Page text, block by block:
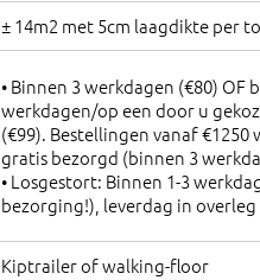
± 14m2 met 5cm laagdikte per
• Binnen 3 werkdagen (€80) OF
werkdagen/op een door u
(€99). Bestellingen vanaf €1250
gratis bezorgd (binnen 3
• Losgestort: Binnen 1-3
bezorging!), leverdag in overleg
Kiptrailer of walking-floor